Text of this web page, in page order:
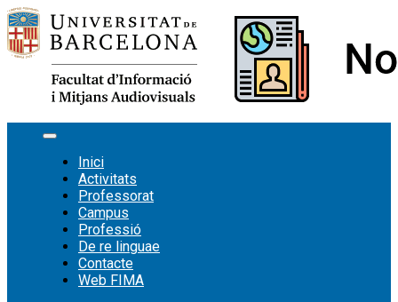
Vés
al
contingut
Inici
Activitats
Professorat
Campus
Professió
De re linguae
Contacte
Web FIMA